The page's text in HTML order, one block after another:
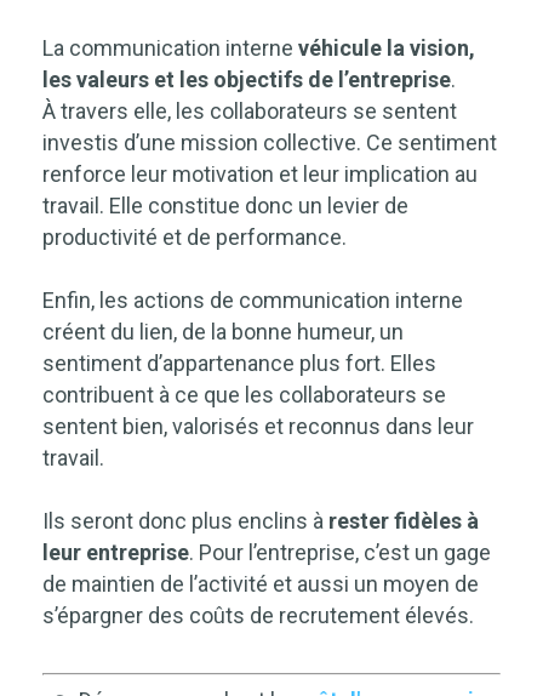
La communication interne véhicule la vision,
les valeurs et les objectifs de l’entreprise.
À travers elle, les collaborateurs se sentent
investis d’une mission collective. Ce sentiment
renforce leur motivation et leur implication au
travail. Elle constitue donc un levier de
productivité et de performance.
Enfin, les actions de communication interne
créent du lien, de la bonne humeur, un
sentiment d’appartenance plus fort. Elles
contribuent à ce que les collaborateurs se
sentent bien, valorisés et reconnus dans leur
travail.
Ils seront donc plus enclins à rester fidèles à
leur entreprise. Pour l’entreprise, c’est un gage
de maintien de l’activité et aussi un moyen de
s’épargner des coûts de recrutement élevés.